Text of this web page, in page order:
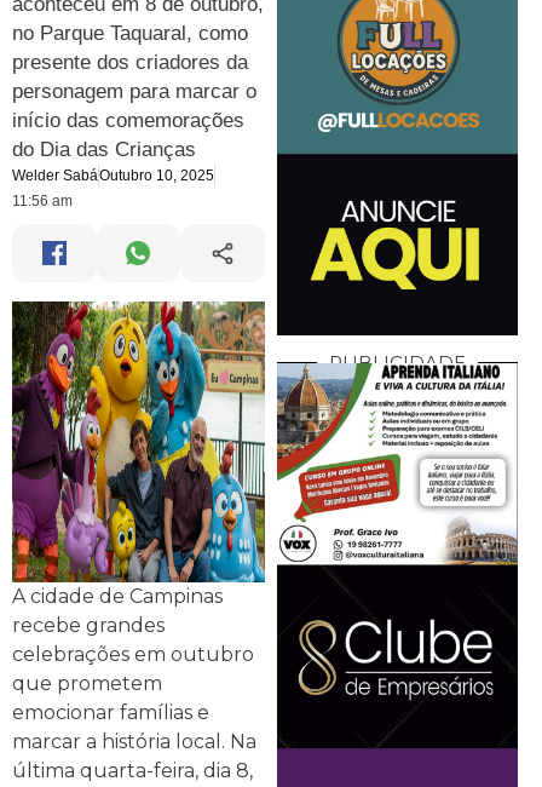
no Parque Taquaral, como
presente dos criadores da
personagem para marcar o
início das comemorações
do Dia das Crianças
Welder SabáOutubro 10, 2025
11:56 am
A cidade de Campinas
recebe grandes
celebrações em outubro
que prometem
emocionar famílias e
marcar a história local. Na
última quarta-feira, dia 8,
PUBLICIDADE